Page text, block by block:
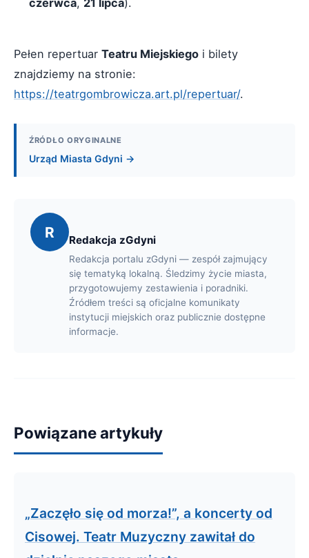
czerwca, 21 lipca).
Pełen repertuar Teatru Miejskiego i bilety
znajdziemy na stronie:
https://teatrgombrowicza.art.pl/repertuar/.
ŹRÓDŁO ORYGINALNE
Urząd Miasta Gdyni →
R Redakcja zGdyni
Redakcja portalu zGdyni — zespół zajmujący
się tematyką lokalną. Śledzimy życie miasta,
przygotowujemy zestawienia i poradniki.
Źródłem treści są oficjalne komunikaty
instytucji miejskich oraz publicznie dostępne
informacje.
Powiązane artykuły
„Zaczęło się od morza!”, a koncerty od
Cisowej. Teatr Muzyczny zawitał do